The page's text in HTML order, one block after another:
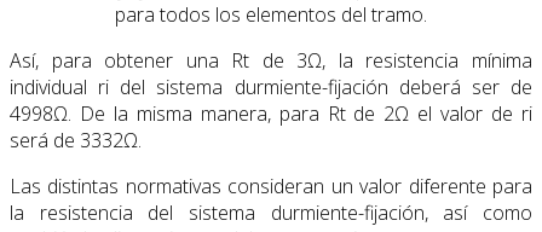
para todos los elementos del tramo.
Así, para obtener una Rt de 3Ω, la resistencia mínima
individual ri del sistema durmiente-fijación deberá ser de
4998Ω. De la misma manera, para Rt de 2Ω el valor de ri
será de 3332Ω.
Las distintas normativas consideran un valor diferente para
la resistencia del sistema durmiente-fijación, así como